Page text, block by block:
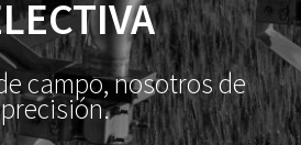
campo, nosotros de
precisión.